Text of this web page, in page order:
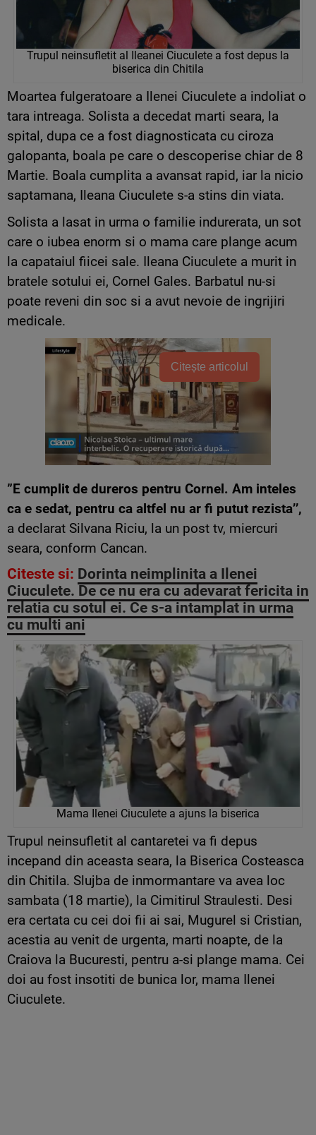
Trupul neinsufletit al Ileanei Ciuculete a fost depus la
biserica din Chitila
Moartea fulgeratoare a Ilenei Ciuculete a indoliat o
tara intreaga. Solista a decedat marti seara, la
spital, dupa ce a fost diagnosticata cu ciroza
galopanta, boala pe care o descoperise chiar de 8
Martie. Boala cumplita a avansat rapid, iar la nicio
saptamana, Ileana Ciuculete s-a stins din viata.
Solista a lasat in urma o familie indurerata, un sot
care o iubea enorm si o mama care plange acum
la capataiul fiicei sale. Ileana Ciuculete a murit in
bratele sotului ei, Cornel Gales. Barbatul nu-si
poate reveni din soc si a avut nevoie de ingrijiri
medicale.
Citește articolul
”E cumplit de dureros pentru Cornel. Am inteles
ca e sedat, pentru ca altfel nu ar fi putut rezista’’,
a declarat Silvana Riciu, la un post tv, miercuri
seara, conform Cancan.
Citeste si: Dorinta neimplinita a Ilenei
Ciuculete. De ce nu era cu adevarat fericita in
relatia cu sotul ei. Ce s-a intamplat in urma
cu multi ani
Mama Ilenei Ciuculete a ajuns la biserica
Trupul neinsufletit al cantaretei va fi depus
incepand din aceasta seara, la Biserica Costeasca
din Chitila. Slujba de inmormantare va avea loc
sambata (18 martie), la Cimitirul Straulesti. Desi
era certata cu cei doi fii ai sai, Mugurel si Cristian,
acestia au venit de urgenta, marti noapte, de la
Craiova la Bucuresti, pentru a-si plange mama. Cei
doi au fost insotiti de bunica lor, mama Ilenei
Ciuculete.